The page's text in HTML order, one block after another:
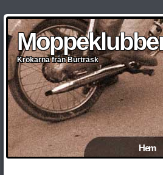
Krökarna från Burträsk
Krökarna från Burträsk
Krökarna från Burträsk
Krökarna från Burträsk
Krökarna från Burträsk
Hem